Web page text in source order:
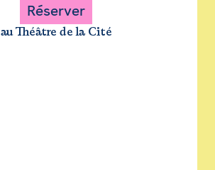
Réserver
au Théâtre de la Cité